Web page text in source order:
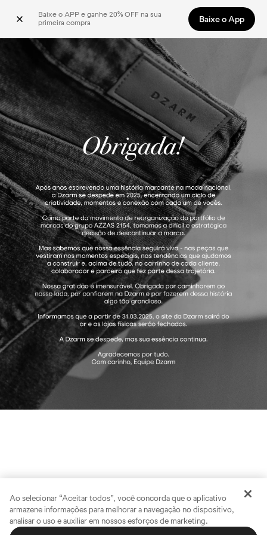
Baixe o APP e ganhe 20% OFF na sua
primeira compra
Baixe o App
Ao selecionar “Aceitar todos”, você concorda que o aplicativo
armazene informações para melhorar a navegação no dispositivo,
analisar o uso e auxiliar em nossos esforços de marketing.